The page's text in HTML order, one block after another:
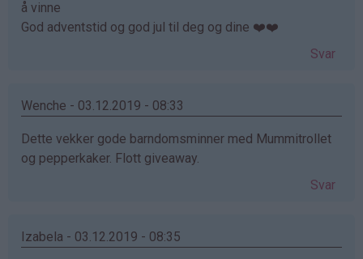
å vinne
God adventstid og god jul til deg og dine ❤️❤️
Svar
Wenche - 03.12.2019 - 08:33
Dette vekker gode barndomsminner med Mummitrollet
og pepperkaker. Flott giveaway.
Svar
Izabela - 03.12.2019 - 08:35